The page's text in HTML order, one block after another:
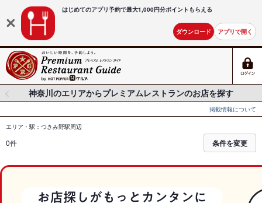
はじめてのアプリ予約で最大1,000円分ポイントもらえる
ダウンロード アプリで開く
神奈川のエリアからプレミアムレストランのお店を探す
掲載情報について
エリア・駅：つきみ野駅周辺
0件 条件を変更